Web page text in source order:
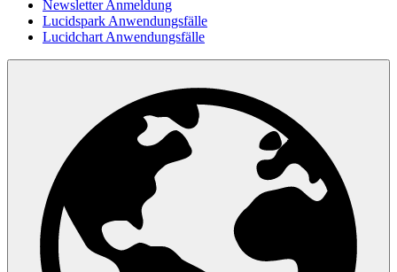
Newsletter Anmeldung
Lucidspark Anwendungsfälle
Lucidchart Anwendungsfälle